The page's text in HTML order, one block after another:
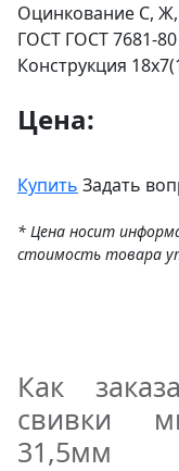
Оцинкование С,
ГОСТ ГОСТ 7681-80
Конструкция
Цена:
Купить Задать
* Цена носит
стоимость товара
Как
свивки
31,5мм